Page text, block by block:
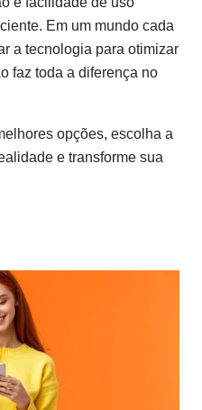
Em um mundo cada
a tecnologia para otimizar
faz toda a diferença no
opções, escolha a
e transforme sua